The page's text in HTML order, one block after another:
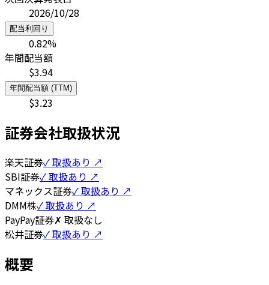
2026/10/28
配当利回り
0.82%
年間配当額
$3.94
年間配当額 (TTM)
$3.23
証券会社取扱状況
楽天証券✓ 取扱あり ↗
SBI証券✓ 取扱あり ↗
マネックス証券✓ 取扱あり ↗
DMM株✓ 取扱あり ↗
PayPay証券✗ 取扱なし
松井証券✓ 取扱あり ↗
概要